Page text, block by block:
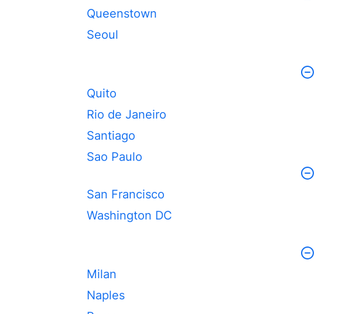
Queenstown
Seoul
Quito
Rio de Janeiro
Santiago
Sao Paulo
San Francisco
Washington DC
Milan
Naples